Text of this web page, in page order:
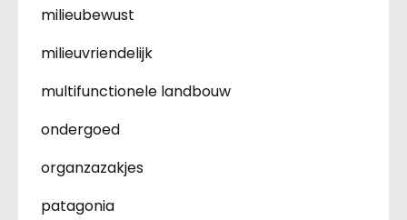
milieubewust
milieuvriendelijk
multifunctionele landbouw
ondergoed
organzazakjes
patagonia